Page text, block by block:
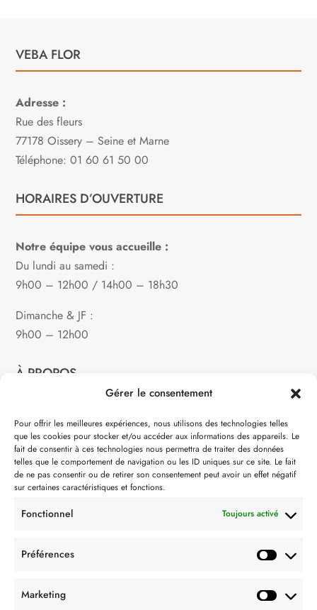
Gérer le consentement
Pour offrir les meilleures expériences, nous utilisons des technologies telles
que les cookies pour stocker et/ou accéder aux informations des appareils. Le
fait de consentir à ces technologies nous permettra de traiter des données
telles que le comportement de navigation ou les ID uniques sur ce site. Le fait
de ne pas consentir ou de retirer son consentement peut avoir un effet négatif
sur certaines caractéristiques et fonctions.
Fonctionnel Toujours activé
Préférences
Marketing
VEBA FLOR
Adresse :
Rue des fleurs
77178 Oissery – Seine et Marne
Téléphone: 01 60 61 50 00
HORAIRES D’OUVERTURE
Notre équipe vous accueille :
Du lundi au samedi :
9h00 – 12h00 / 14h00 – 18h30
Dimanche & JF :
9h00 – 12h00
À PROPOS
Notre philosophie
Contact
Partenaire de: